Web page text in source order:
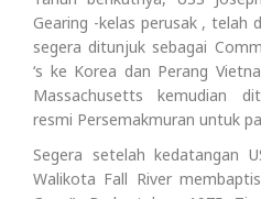
Gearing -kelas perusak , telah
segera ditunjuk sebagai
‘s ke Korea dan Perang
Massachusetts kemudian
resmi Persemakmuran untuk
Segera setelah kedatangan
Walikota Fall River